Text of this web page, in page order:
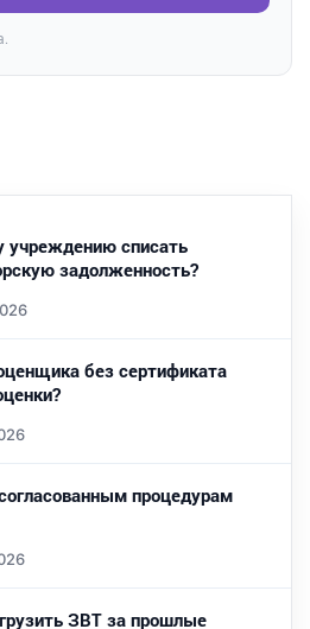
учреждению списать
задолженность?
без сертификата
процедурам
ЗВТ за прошлые